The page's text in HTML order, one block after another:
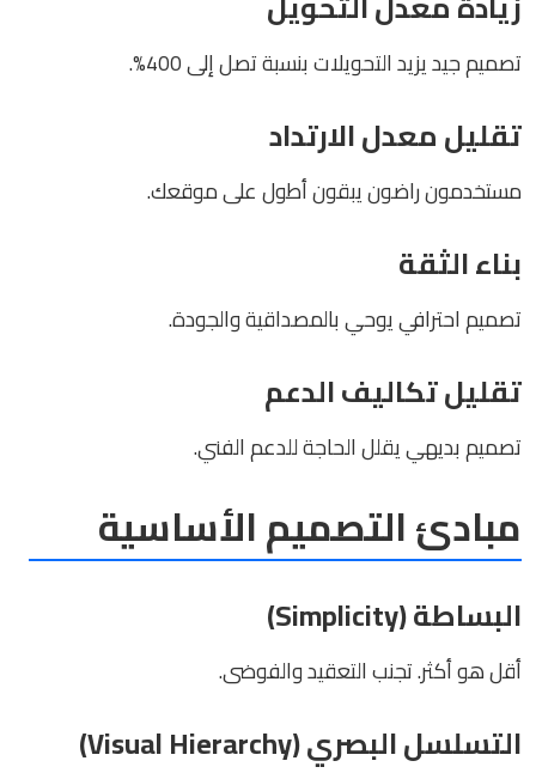
تصميم جيد يزيد التحويلات بنسبة تصل إلى 400%.
تقليل معدل الارتداد
مستخدمون راضون يبقون أطول على موقعك.
بناء الثقة
تصميم احترافي يوحي بالمصداقية والجودة.
تقليل تكاليف الدعم
تصميم بديهي يقلل الحاجة للدعم الفني.
مبادئ التصميم الأساسية
البساطة (Simplicity)
أقل هو أكثر. تجنب التعقيد والفوضى.
التسلسل البصري (Visual Hierarchy)